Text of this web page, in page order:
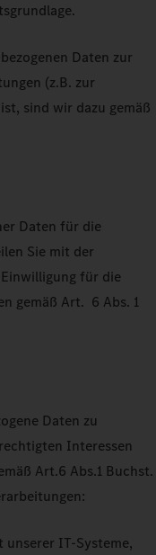
Daten zur
(z.B. zur
sind wir dazu gemäß
Daten für die
Sie mit der
für die
gemäß Art. 6 Abs. 1
Daten zu
Interessen
Art.6 Abs.1 Buchst.
IT-Systeme,